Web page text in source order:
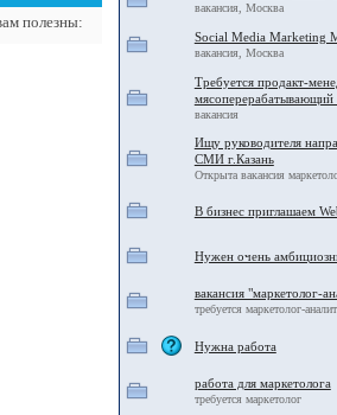
полезны:
вакансия, Москва
Social Media Marketing
вакансия, Москва
Требуется продакт-
вакансия
Ищу руководителя
СМИ г.Казань
Открыта вакансия
В бизнес приглашаем
Нужен очень
вакансия "маркетолог-
требуется маркетолог-
Нужна работа
работа для маркетолога
требуется маркетолог